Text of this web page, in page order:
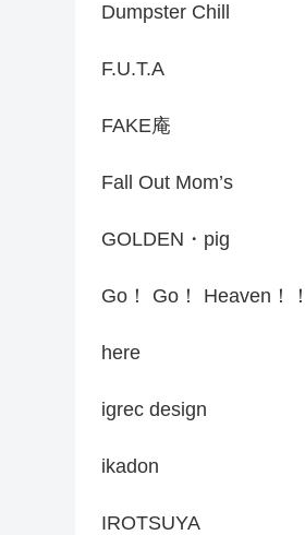
Dumpster Chill
F.U.T.A
FAKE庵
Fall Out Mom’s
GOLDEN・pig
Go！ Go！ Heaven！！
here
igrec design
ikadon
IROTSUYA